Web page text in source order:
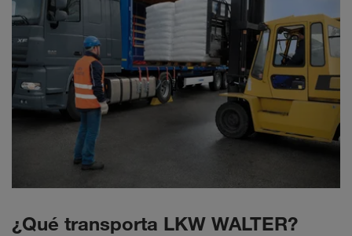
¿Qué transporta LKW WALTER?